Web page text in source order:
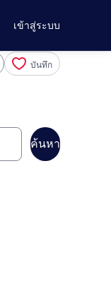
เข้าสู่ระบบ
บันทึก
ค้นหา